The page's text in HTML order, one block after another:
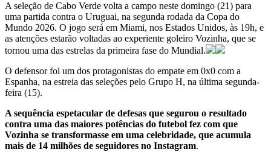
A seleção de Cabo Verde volta a campo neste domingo (21) para
uma partida contra o Uruguai, na segunda rodada da Copa do
Mundo 2026. O jogo será em Miami, nos Estados Unidos, às 19h, e
as atenções estarão voltadas ao experiente goleiro Vozinha, que se
tornou uma das estrelas da primeira fase do Mundial.
O defensor foi um dos protagonistas do empate em 0x0 com a
Espanha, na estreia das seleções pelo Grupo H, na última segunda-
feira (15).
A sequência espetacular de defesas que segurou o resultado
contra uma das maiores potências do futebol fez com que
Vozinha se transformasse em uma celebridade, que acumula
mais de 14 milhões de seguidores no Instagram.